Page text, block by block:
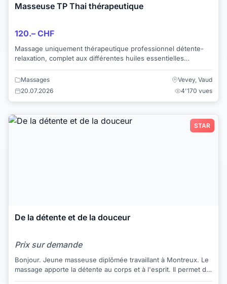
Masseuse TP Thai thérapeutique
120.– CHF
Massage uniquement thérapeutique professionnel détente-
relaxation, complet aux différentes huiles essentielles
Massages
Vevey, Vaud
20.07.2026
4'170 vues
STAR
De la détente et de la douceur
Prix sur demande
Bonjour. Jeune masseuse diplômée travaillant à Montreux. Le
massage apporte la détente au corps et à l'esprit. Il permet de